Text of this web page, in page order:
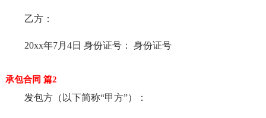
乙方：
20xx年7月4日 身份证号： 身份证号
承包合同 篇2
发包方（以下简称“甲方”）：